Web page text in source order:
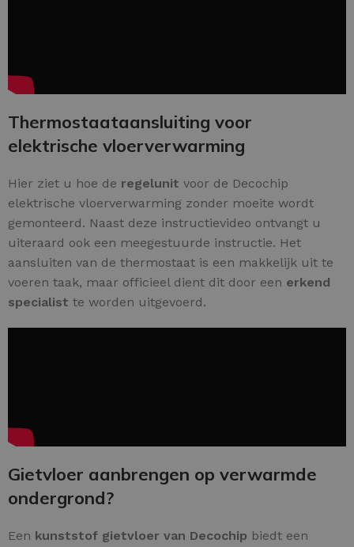
Thermostaataansluiting voor
elektrische vloerverwarming
Hier ziet u hoe de regelunit voor de Decochip
elektrische vloerverwarming zonder moeite wordt
gemonteerd. Naast deze instructievideo ontvangt u
uiteraard ook een meegestuurde instructie. Het
aansluiten van de thermostaat is een makkelijk uit te
voeren taak, maar officieel dient dit door een erkend
specialist te worden uitgevoerd.
Gietvloer aanbrengen op verwarmde
ondergrond?
Een kunststof gietvloer van Decochip biedt een